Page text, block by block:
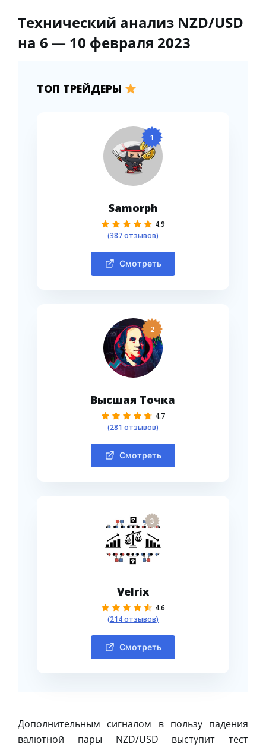
Технический анализ NZD/USD
на 6 — 10 февраля 2023
ТОП ТРЕЙДЕРЫ
1
Samorph
4.9
(387 отзывов)
Смотреть
2
Высшая Точка
4.7
(281 отзывов)
Смотреть
3
Velrix
4.6
(214 отзывов)
Смотреть
Дополнительным сигналом в пользу падения
валютной пары NZD/USD выступит тест